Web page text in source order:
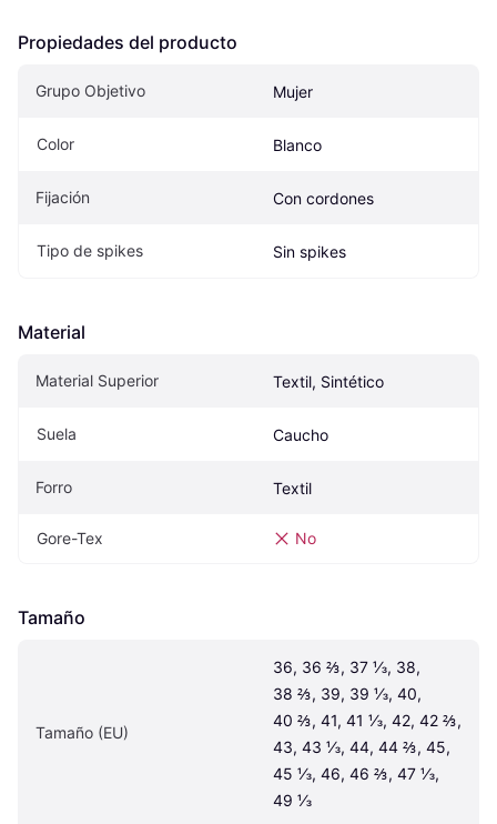
Propiedades del producto
Grupo Objetivo Mujer
Color Blanco
Fijación Con cordones
Tipo de spikes Sin spikes
Material
Material Superior Textil, Sintético
Suela Caucho
Forro Textil
Gore-Tex No
Tamaño
Tamaño (EU)
36, 36 ⅔, 37 ⅓, 38,
38 ⅔, 39, 39 ⅓, 40,
40 ⅔, 41, 41 ⅓, 42, 42 ⅔,
43, 43 ⅓, 44, 44 ⅔, 45,
45 ⅓, 46, 46 ⅔, 47 ⅓,
49 ⅓